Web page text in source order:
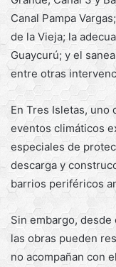
Canal Pampa
de la Vieja; la
Guaycurú; y el
entre otras
En Tres Isletas, uno
eventos climáticos
especiales de
descarga y
barrios periféricos
Sin embargo,
las obras pueden
no acompañan con